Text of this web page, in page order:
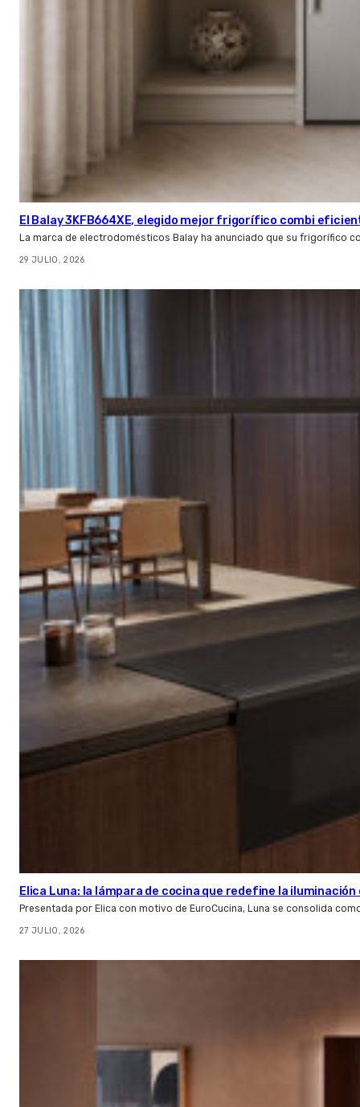
El Balay 3KFB664XE, elegido mejor frigorífico combi
La marca de electrodomésticos Balay ha anunciado que su frigorífico
29 JULIO, 2026
Elica Luna: la lámpara de cocina que redefine la
Presentada por Elica con motivo de EuroCucina, Luna se consolida
27 JULIO, 2026